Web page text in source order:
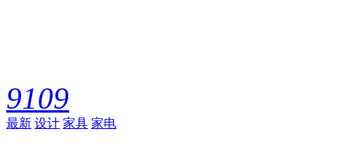
9109
最新 设计 家具 家电